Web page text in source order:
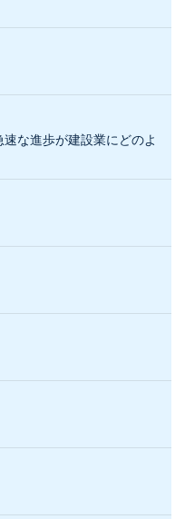
な進歩が建設業にどのよ